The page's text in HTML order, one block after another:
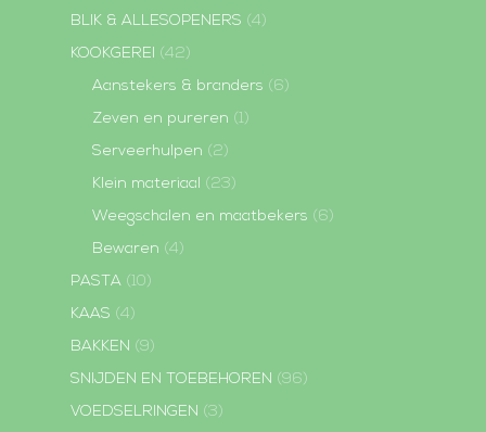
BLIK & ALLESOPENERS (4)
KOOKGEREI (42)
Aanstekers & branders (6)
Zeven en pureren (1)
Serveerhulpen (2)
Klein materiaal (23)
Weegschalen en maatbekers (6)
Bewaren (4)
PASTA (10)
KAAS (4)
BAKKEN (9)
SNIJDEN EN TOEBEHOREN (96)
VOEDSELRINGEN (3)